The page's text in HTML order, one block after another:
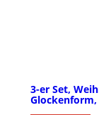
3-er Set,